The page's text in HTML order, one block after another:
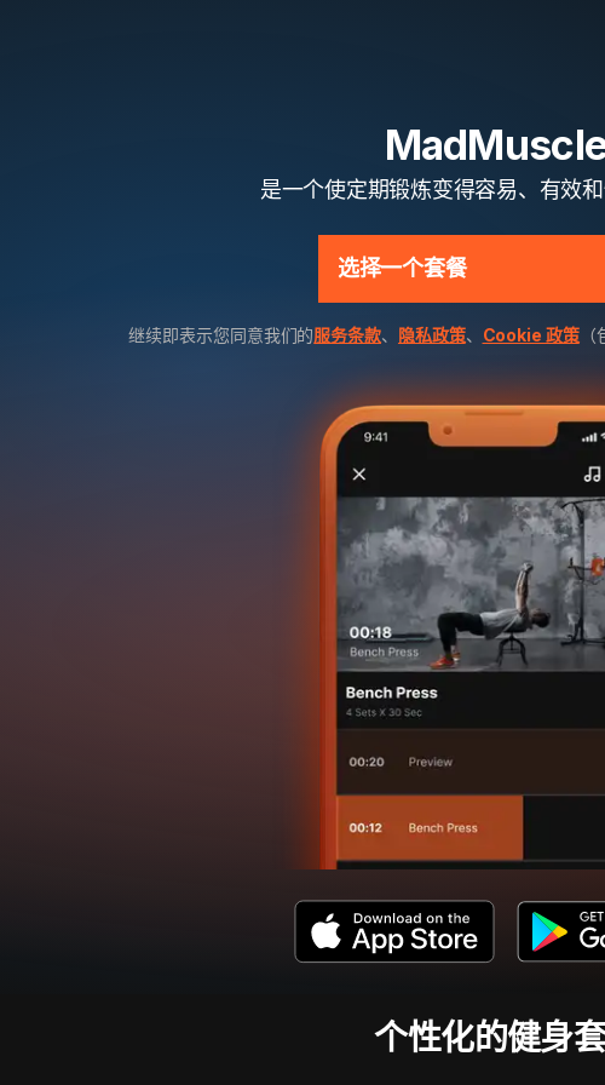
是一个使定期锻炼变得容易、有效
选择一个套餐
继续即表示您同意我们的服务条款、 隐私政策、 Cookie 政策（
个性化的健身